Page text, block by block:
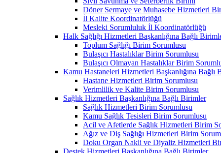
Döner Sermaye ve Muhasebe Hizmetleri
İl Kalite Koordinatörlüğü
Mesleki Sorumluluk İl Koordinatörlüğü
Halk Sağlığı Hizmetleri Başkanlığına Bağlı
Toplum Sağlığı Birim Sorumlusu
Bulaşıcı Hastalıklar Birim Sorumlusu
Bulaşıcı Olmayan Hastalıklar Birim
Kamu Hastaneleri Hizmetleri Başkanlığına Bağlı
Hastane Hizmetleri Birim Sorumlusu
Verimlilik ve Kalite Birim Sorumlusu
Sağlık Hizmetleri Başkanlığına Bağlı Birimler
Sağlık Hizmetleri Birim Sorumlusu
Kamu Sağlık Tesisleri Birim Sorumlusu
Acil ve Afetlerde Sağlık Hizmetleri Birim
Ağız ve Diş Sağlığı Hizmetleri Birim
Doku Organ Nakli ve Diyaliz Hizmetleri
Destek Hizmetleri Başkanlığına Bağlı Birimler